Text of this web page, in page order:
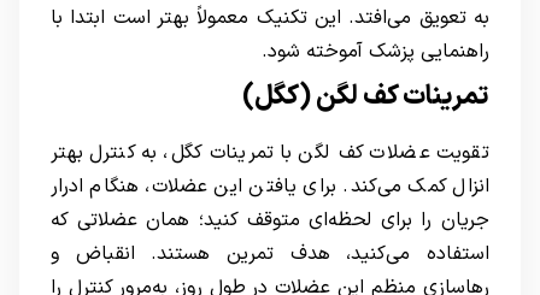
به تعویق می‌افتد. این تکنیک معمولاً بهتر است ابتدا با
راهنمایی پزشک آموخته شود.
تمرینات کف لگن (کگل)
تقویت عضلات کف لگن با تمرینات کگل، به کنترل بهتر
انزال کمک می‌کند. برای یافتن این عضلات، هنگام ادرار
جریان را برای لحظه‌ای متوقف کنید؛ همان عضلاتی که
استفاده می‌کنید، هدف تمرین هستند. انقباض و
رهاسازی منظم این عضلات در طول روز، به‌مرور کنترل را